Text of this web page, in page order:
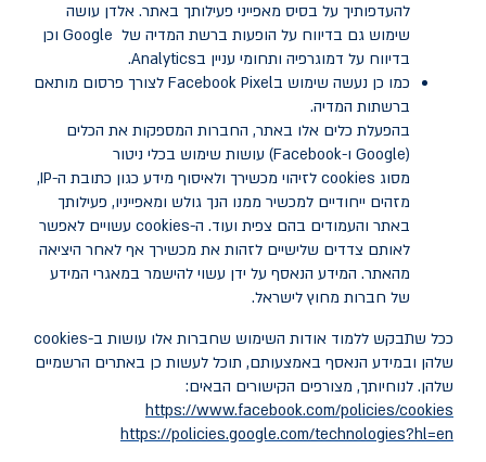
להעדפותיך על בסיס מאפייני פעילותך באתר. אלדן עושה
שימוש גם בדיווח על הופעות ברשת המדיה של Google וכן
בדיווח על דמוגרפיה ותחומי עניין בAnalytics
.
כמו כן נעשה שימוש בFacebook Pixel לצורך פרסום מותאם
ברשתות המדיה.
בהפעלת כלים אלו באתר, החברות המספקות את הכלים
(
Google ו-Facebook) עושות שימוש בכלי ניטור
מסוג cookies
לזיהוי מכשירך ולאיסוף מידע כגון כתובת ה-IP,
מזהים ייחודיים למכשיר ממנו הנך גולש ומאפייניו, פעילותך
באתר והעמודים בהם צפית ועוד. ה-cookies עשויים לאפשר
לאותם צדדים שלישיים לזהות את מכשירך אף לאחר היציאה
מהאתר. המידע הנאסף על ידן עשוי להישמר במאגרי המידע
של חברות מחוץ לישראל.
ככל שתבקש ללמוד אודות השימוש שחברות אלו עושות ב-cookies
שלהן ובמידע הנאסף באמצעותם, תוכל לעשות כן באתרים הרשמיים
שלהן. לנוחיותך, מצורפים הקישורים הבאים:
https://www.facebook.com/policies/cookies
https://policies.google.com/technologies?hl=en